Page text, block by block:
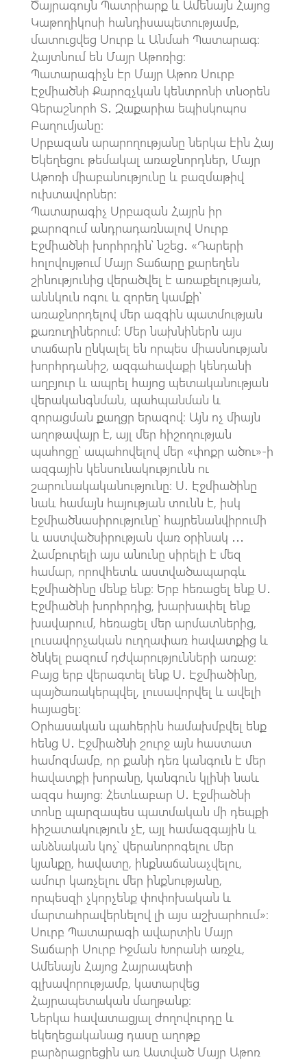
Ծայրագույն Պատրիարք և Ամենայն Հայոց
Կաթողիկոսի հանդիսապետությամբ,
մատուցվեց Սուրբ և Անմահ Պատարագ։
Հայտնում են Մայր Աթոռից:
Պատարագիչն էր Մայր Աթոռ Սուրբ
Էջմիածնի Քարոզչկան կենտրոնի տնօրեն
Գերաշնորհ Տ․ Զաքարիա եպիսկոպոս
Բաղումյանը։
Սրբազան արարողությանը ներկա էին Հայ
Եկեղեցու թեմակալ առաջնորդներ, Մայր
Աթոռի միաբանությունը և բազմաթիվ
ուխտավորներ:
Պատարագիչ Սրբազան Հայրն իր
քարոզում անդրադառնալով Սուրբ
Էջմիածնի խորհրդին՝ նշեց․ «Դարերի
հոլովույթում Մայր Տաճարը քարեղեն
շինությունից վերածվել է առաքելության,
աննկուն ոգու և զորեղ կամքի՝
առաջնորդելով մեր ազգին պատմության
քառուղիներում։ Մեր նախնիներն այս
տաճարն ընկալել են որպես միասնության
խորհրդանիշ, ազգահավաքի կենդանի
աղբյուր և ապրել հայոց պետականության
վերականգնման, պահպանման և
զորացման քաղցր երազով։ Այն ոչ միայն
աղոթավայր է, այլ մեր հիշողության
պահոցը՝ ապահովելով մեր «փոքր ածու»-ի
ազգային կենսունակությունն ու
շարունակականությունը։ Ս․ Էջմիածինը
նաև համայն հայության տունն է, իսկ
էջմիածնասիրությունը՝ հայրենանվիրումի
և աստվածսիրության վառ օրինակ ․․․
Համբուրելի այս անունը սիրելի է մեզ
համար, որովհետև աստվածապարգև
Էջմիածինը մենք ենք։ Երբ հեռացել ենք Ս․
Էջմիածնի խորհրդից, խարխափել ենք
խավարում, հեռացել մեր արմատներից,
լուսավորչական ուղղափառ հավատքից և
ծնկել բազում դժվարությունների առաջ։
Բայց երբ վերագտել ենք Ս․ Էջմիածինը,
պայծառակերպվել, լուսավորվել և ավելի
հայացել։
Օրհասական պահերին համախմբվել ենք
հենց Ս․ Էջմիածնի շուրջ այն հաստատ
համոզմամբ, որ քանի դեռ կանգուն է մեր
հավատքի խորանը, կանգուն կլինի նաև
ազգս հայոց։ Հետևաբար Ս․ Էջմիածնի
տոնը պարզապես պատմական մի դեպքի
հիշատակություն չէ, այլ համազգային և
անձնական կոչ՝ վերանորոգելու մեր
կյանքը, հավատը, ինքնաճանաչվելու,
ամուր կառչելու մեր ինքնությանը,
որպեսզի չկորչենք փոփոխական և
մարտահրավերնելով լի այս աշխարհում»։
Սուրբ Պատարագի ավարտին Մայր
Տաճարի Սուրբ Իջման Խորանի առջև,
Ամենայն Հայոց Հայրապետի
գլխավորությամբ, կատարվեց
Հայրապետական մաղթանք։
Ներկա հավատացյալ ժողովուրդը և
եկեղեցականաց դասը աղոթք
բարձրացրեցին առ Աստված Մայր Աթոռ